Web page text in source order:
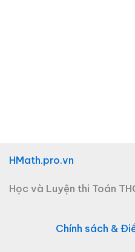
HMath.pro.vn
Học và Luyện thi Toán
Chính sách &